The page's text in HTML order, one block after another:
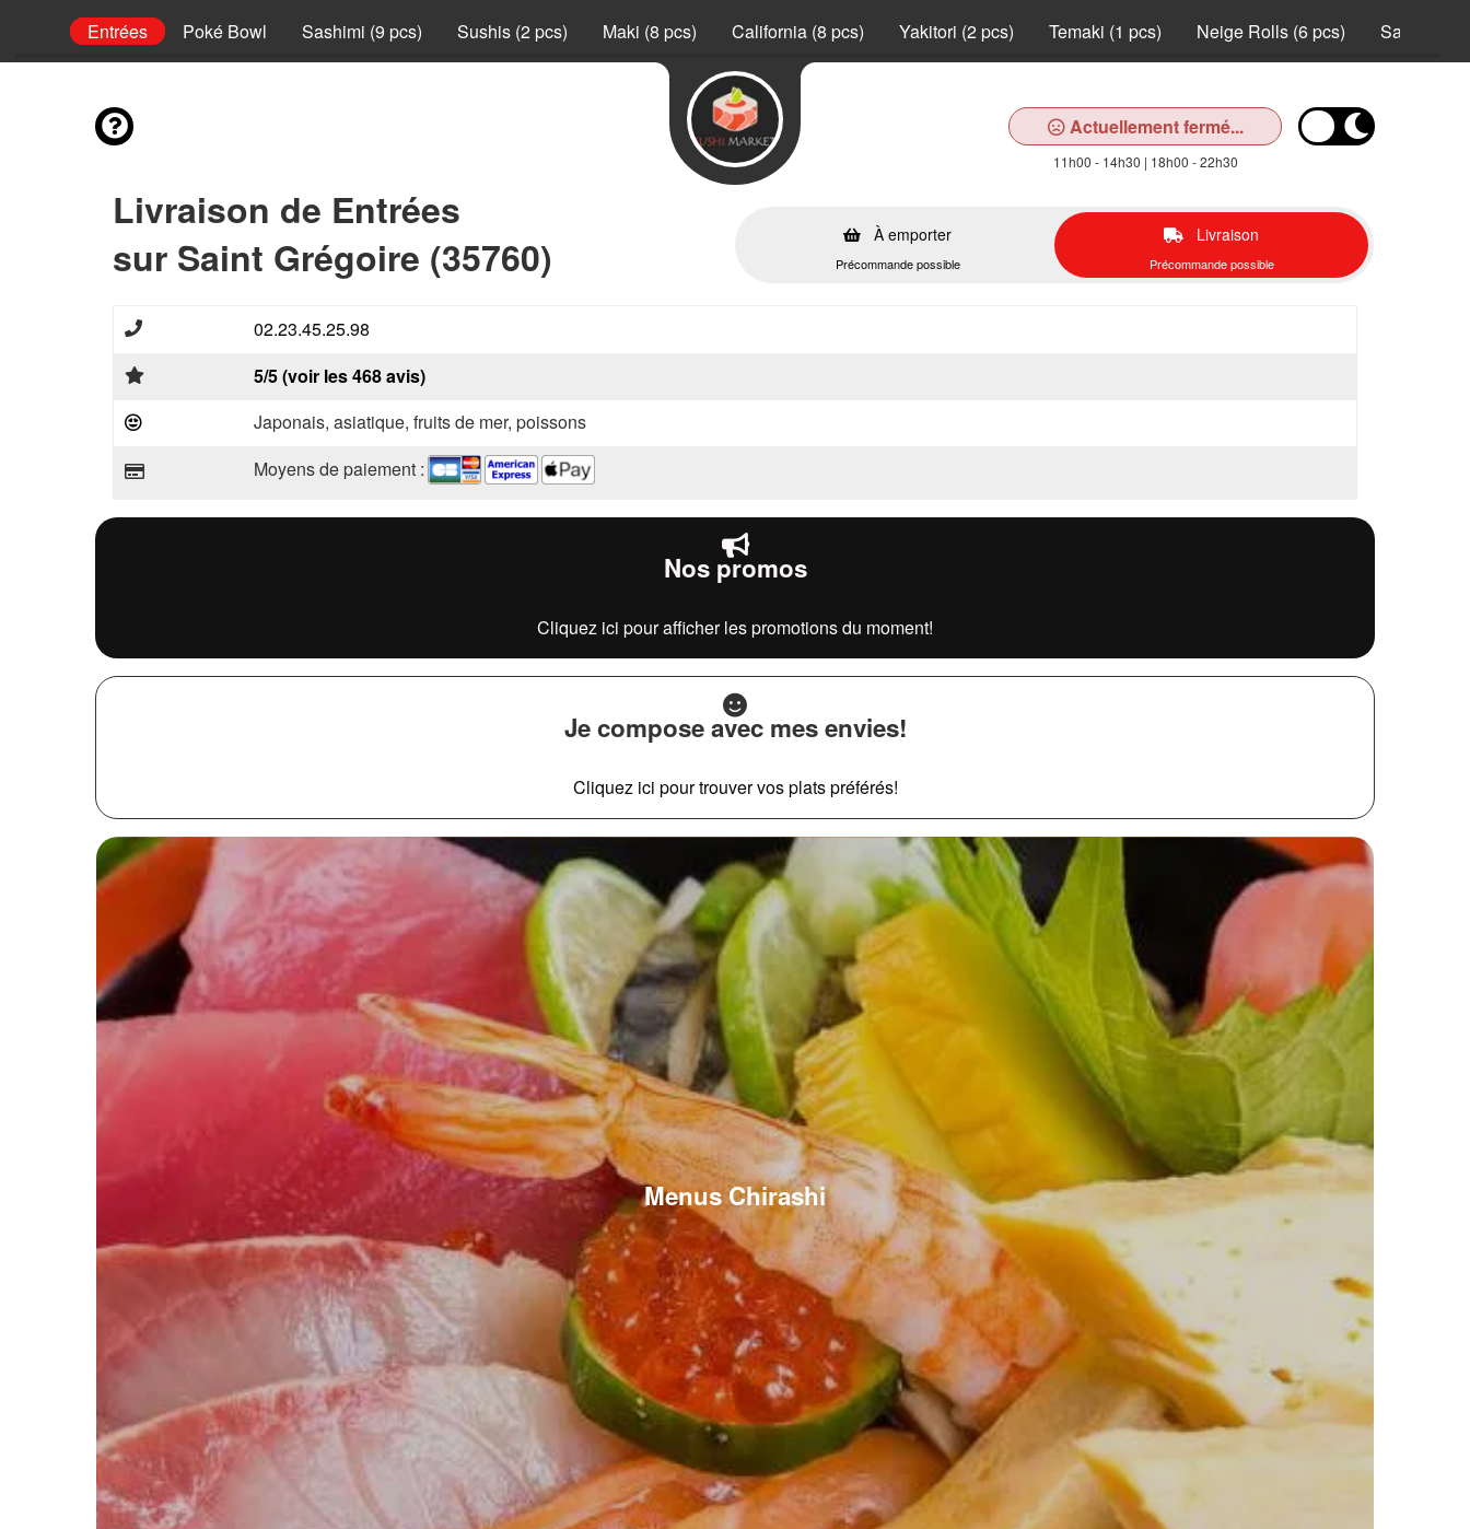
Entrées Poké Bowl Sashimi (9 pcs) Sushis (2 pcs) Maki (8 pcs) California (8 pcs) Yakitori (2 pcs) Temaki (1 pcs) Neige Rolls (6 pcs) Saumon
Actuellement fermé...
11h00 - 14h30 | 18h00 - 22h30
Livraison de Entrées
sur Saint Grégoire (35760)
À emporter
Précommande possible
Livraison
Précommande possible
02.23.45.25.98
5/5 (voir les 468 avis)
Japonais, asiatique, fruits de mer, poissons
Moyens de paiement :
Nos promos
Cliquez ici pour afficher les promotions du moment!
Je compose avec mes envies!
Cliquez ici pour trouver vos plats préférés!
Menus Chirashi